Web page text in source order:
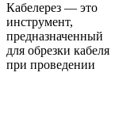
Кабелерез — это
инструмент,
предназначенный
для обрезки кабеля
при проведении